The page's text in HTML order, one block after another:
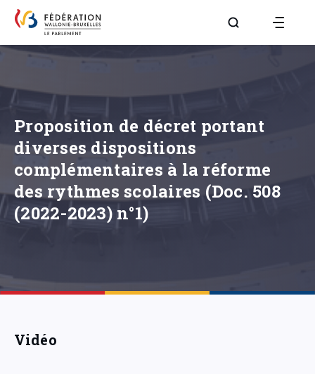
Aller à la page
Proposition de décret portant
diverses dispositions
complémentaires à la réforme
des rythmes scolaires (Doc. 508
(2022-2023) n°1)
Vidéo